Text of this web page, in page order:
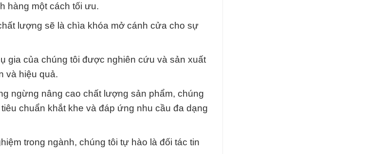
hàng một cách tối ưu.
lượng sẽ là chìa khóa mở cánh cửa cho sự
gia của chúng tôi được nghiên cứu và sản xuất
và hiệu quả.
ngừng nâng cao chất lượng sản phẩm, chúng
chuẩn khắt khe và đáp ứng nhu cầu đa dạng
trong ngành, chúng tôi tự hào là đối tác tin